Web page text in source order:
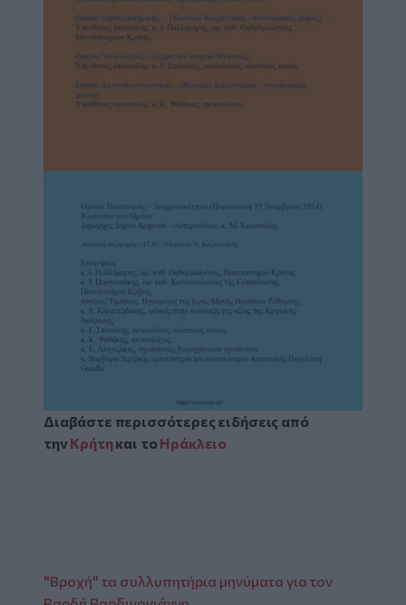
Διαβάστε περισσότερες ειδήσεις από
τηνΚρήτηκαι το Ηράκλειο
"Βροχή" τα συλλυπητήρια μηνύματα για τον